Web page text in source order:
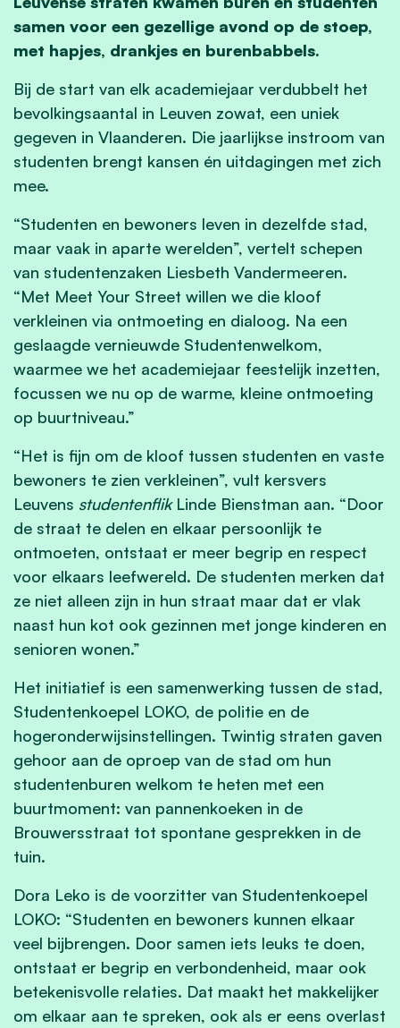
samen voor een gezellige avond op de stoep,
met hapjes, drankjes en burenbabbels.
Bij de start van elk academiejaar verdubbelt het
bevolkingsaantal in Leuven zowat, een uniek
gegeven in Vlaanderen. Die jaarlijkse instroom van
studenten brengt kansen én uitdagingen met zich
mee.
“Studenten en bewoners leven in dezelfde stad,
maar vaak in aparte werelden”, vertelt schepen
van studentenzaken Liesbeth Vandermeeren.
“Met Meet Your Street willen we die kloof
verkleinen via ontmoeting en dialoog. Na een
geslaagde vernieuwde Studentenwelkom,
waarmee we het academiejaar feestelijk inzetten,
focussen we nu op de warme, kleine ontmoeting
op buurtniveau.”
“Het is fijn om de kloof tussen studenten en vaste
bewoners te zien verkleinen”, vult kersvers
Leuvens studentenflik Linde Bienstman aan. “Door
de straat te delen en elkaar persoonlijk te
ontmoeten, ontstaat er meer begrip en respect
voor elkaars leefwereld. De studenten merken dat
ze niet alleen zijn in hun straat maar dat er vlak
naast hun kot ook gezinnen met jonge kinderen en
senioren wonen.”
Het initiatief is een samenwerking tussen de stad,
Studentenkoepel LOKO, de politie en de
hogeronderwijsinstellingen. Twintig straten gaven
gehoor aan de oproep van de stad om hun
studentenburen welkom te heten met een
buurtmoment: van pannenkoeken in de
Brouwersstraat tot spontane gesprekken in de
tuin.
Dora Leko is de voorzitter van Studentenkoepel
LOKO: “Studenten en bewoners kunnen elkaar
veel bijbrengen. Door samen iets leuks te doen,
ontstaat er begrip en verbondenheid, maar ook
betekenisvolle relaties. Dat maakt het makkelijker
om elkaar aan te spreken, ook als er eens overlast